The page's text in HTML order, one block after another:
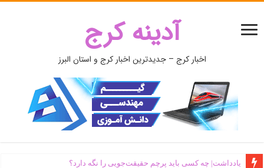
آدینه کرج
اخبار کرج – جدیدترین اخبار کرج و استان البرز
یادداشت| ‌چه کسی باید پرچم حقیقت‌جویی را نگه دارد؟